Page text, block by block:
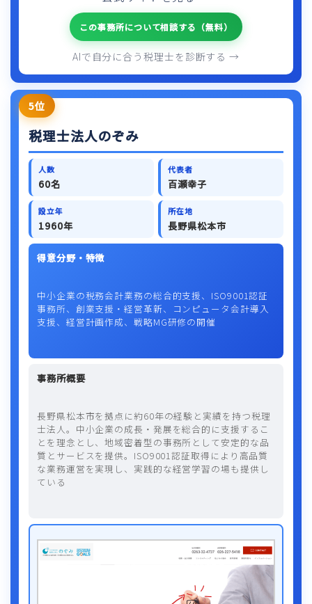
この事務所について相談する（無料）
AIで自分に合う税理士を診断する →
5位
税理士法人のぞみ
人数
60名
代表者
百瀬幸子
設立年
1960年
所在地
長野県松本市
得意分野・特徴
中小企業の税務会計業務の総合的支援、ISO9001認証
事務所、創業支援・経営革新、コンピュータ会計導入
支援、経営計画作成、戦略MG研修の開催
事務所概要
長野県松本市を拠点に約60年の経験と実績を持つ税理
士法人。中小企業の成長・発展を総合的に支援するこ
とを理念とし、地域密着型の事務所として安定的な品
質とサービスを提供。ISO9001認証取得により高品質
な業務運営を実現し、実践的な経営学習の場も提供し
ている